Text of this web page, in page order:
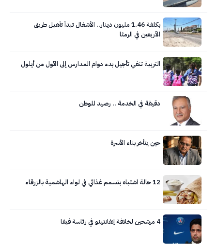
بكلفة 1.46 مليون دينار.. الأشغال تبدأ تأهيل طريق
الأربعين في الرمثا
التربية تنفي تأجيل بدء دوام المدارس إلى الأول من أيلول
دقيقة في الخدمة .. رصيد للوطن
حين يتأخر بناء الأسرة
12 حالة اشتباه بتسمم غذائي في لواء الهاشمية بالزرقاء
4 مرشحين لخلافة إنفانتينو في رئاسة فيفا